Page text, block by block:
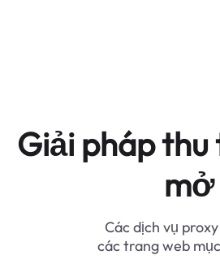
Giải pháp
mở
Các dịch vụ
các trang web